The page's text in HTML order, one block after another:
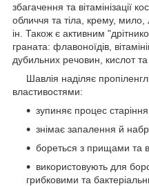
збагачення та вітамінізації
обличчя та тіла, крему,
ін. Також є активним
граната: флавоноїдів,
дубильних речовин, кислот та
Шавлія наділяє
властивостями:
зупиняє процес
знімає запалення й
бореться з прищами та
використовують для
грибковими та